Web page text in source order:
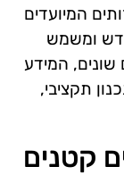
המיועדים
ומשמש
שונים, המידע
תקציבי,
קטנים